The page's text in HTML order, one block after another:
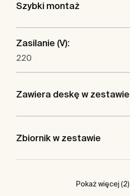
Szybki montaż
Zasilanie (V):
220
Zawiera deskę w zestawie
Zbiornik w zestawie
Pokaż więcej (2)